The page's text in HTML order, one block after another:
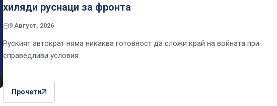
хиляди руснаци за фронта
9 Август, 2026
Руският автократ няма никаква готовност да сложи край на войната при
справедливи условия
Прочети